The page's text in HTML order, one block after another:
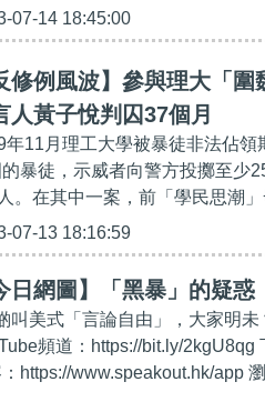
07-14 18:45:00
修例風波】參與理大「
人黃子悅判囚37個月
年11月理工大學被暴徒非法佔
暴徒，示威者向警方投擲至少
。在其中一案，前「學民思潮
07-13 18:16:59
日網圖】「黑暴」的疑惑
叫美式「言論自由」，大家明
頻道：https://bit.ly/
https://www.speakout.hk/app